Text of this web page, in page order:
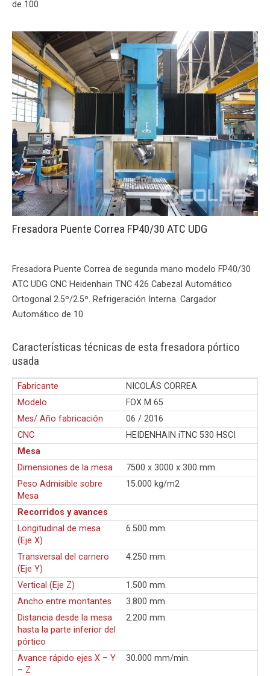
de 100
Fresadora Puente Correa FP40/30 ATC UDG
Fresadora Puente Correa de segunda mano modelo FP40/30
ATC UDG CNC Heidenhain TNC 426 Cabezal Automático
Ortogonal 2.5º/2.5º. Refrigeración Interna. Cargador
Automático de 10
Características técnicas de esta fresadora pórtico
usada
Fabricante
NICOLÁS CORREA
Modelo
FOX M 65
Mes/ Año fabricación
06 / 2016
CNC
HEIDENHAIN iTNC 530 HSCI
Mesa
Dimensiones de la mesa
7500 x 3000 x 300 mm.
Peso Admisible sobre
Mesa
15.000 kg/m2
Recorridos y avances
Longitudinal de mesa
(Eje X)
6.500 mm.
Transversal del carnero
(Eje Y)
4.250 mm.
Vertical (Eje Z)
1.500 mm.
Ancho entre montantes
3.800 mm.
Distancia desde la mesa
hasta la parte inferior del
pórtico
2.200 mm.
Avance rápido ejes X – Y
– Z
30.000 mm/min.